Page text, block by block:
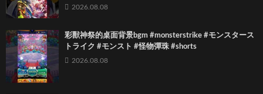
2026.08.08
彩獸神祭的桌面背景bgm #monsterstrike #モンスタース
トライク #モンスト #怪物彈珠 #shorts
2026.08.08